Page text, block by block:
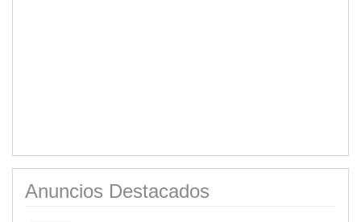
Anuncios Destacados